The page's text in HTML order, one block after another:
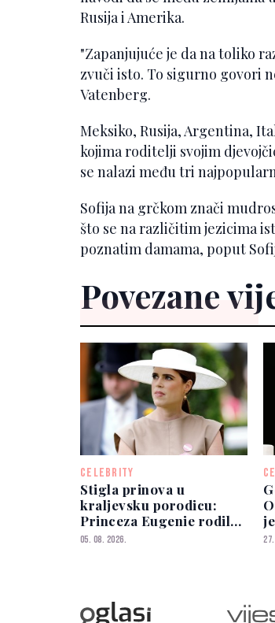
Rusija i Amerika.
"Zapanjujuće je da na toliko
zvuči isto. To sigurno govori
Vatenberg.
Meksiko, Rusija, Argentina,
kojima roditelji svojim
se nalazi među tri
Sofija na grčkom znači
što se na različitim jezicima
poznatim damama, poput
Povezane
CELEBRITY
Stigla prinova u
kraljevsku porodicu:
Princeza Eugenie rodila
kćerkicu
05. 08. 2026.